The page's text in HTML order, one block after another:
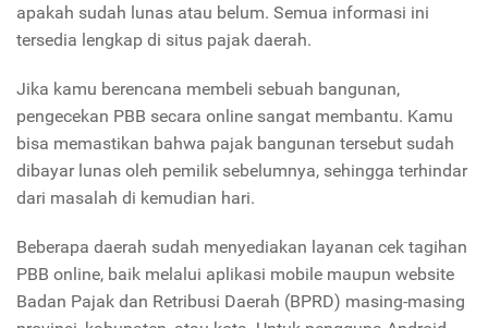
apakah sudah lunas atau belum. Semua informasi ini
tersedia lengkap di situs pajak daerah.
Jika kamu berencana membeli sebuah bangunan,
pengecekan PBB secara online sangat membantu. Kamu
bisa memastikan bahwa pajak bangunan tersebut sudah
dibayar lunas oleh pemilik sebelumnya, sehingga terhindar
dari masalah di kemudian hari.
Beberapa daerah sudah menyediakan layanan cek tagihan
PBB online, baik melalui aplikasi mobile maupun website
Badan Pajak dan Retribusi Daerah (BPRD) masing-masing